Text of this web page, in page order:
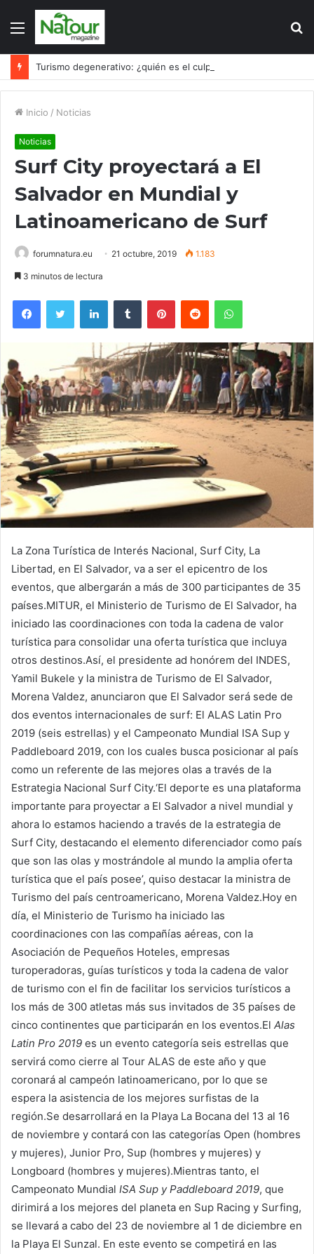
Menú
Inicio / Noticias
Noticias
Surf City proyectará a El
Salvador en Mundial y
Latinoamericano de Surf
forumnatura.eu 21 octubre, 2019 1.183
3 minutos de lectura
FacebookTwitter LinkedInTumblr PinterestReddit WhatsApp
La Zona Turística de Interés Nacional, Surf City, La
Libertad, en El Salvador, va a ser el epicentro de los
eventos, que albergarán a más de 300 participantes de 35
países.MITUR, el Ministerio de Turismo de El Salvador, ha
iniciado las coordinaciones con toda la cadena de valor
turística para consolidar una oferta turística que incluya
otros destinos.Así, el presidente ad honórem del INDES,
Yamil Bukele y la ministra de Turismo de El Salvador,
Morena Valdez, anunciaron que El Salvador será sede de
dos eventos internacionales de surf: El ALAS Latin Pro
2019 (seis estrellas) y el Campeonato Mundial ISA Sup y
Paddleboard 2019, con los cuales busca posicionar al país
como un referente de las mejores olas a través de la
Estrategia Nacional Surf City.‘El deporte es una plataforma
importante para proyectar a El Salvador a nivel mundial y
ahora lo estamos haciendo a través de la estrategia de
Surf City, destacando el elemento diferenciador como país
que son las olas y mostrándole al mundo la amplia oferta
turística que el país posee’, quiso destacar la ministra de
Turismo del país centroamericano, Morena Valdez.Hoy en
día, el Ministerio de Turismo ha iniciado las
coordinaciones con las compañías aéreas, con la
Asociación de Pequeños Hoteles, empresas
turoperadoras, guías turísticos y toda la cadena de valor
de turismo con el fin de facilitar los servicios turísticos a
los más de 300 atletas más sus invitados de 35 países de
cinco continentes que participarán en los eventos.El Alas
Latin Pro 2019 es un evento categoría seis estrellas que
servirá como cierre al Tour ALAS de este año y que
coronará al campeón latinoamericano, por lo que se
espera la asistencia de los mejores surfistas de la
región.Se desarrollará en la Playa La Bocana del 13 al 16
de noviembre y contará con las categorías Open (hombres
y mujeres), Junior Pro, Sup (hombres y mujeres) y
Longboard (hombres y mujeres).Mientras tanto, el
Campeonato Mundial ISA Sup y Paddleboard 2019, que
dirimirá a los mejores del planeta en Sup Racing y Surfing,
se llevará a cabo del 23 de noviembre al 1 de diciembre en
la Playa El Sunzal. En este evento se competirá en las